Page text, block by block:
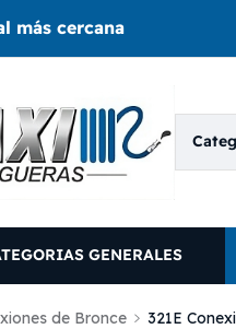
más cercana
GENERALES
de Bronce 321E